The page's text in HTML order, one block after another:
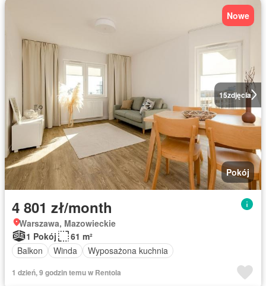
15zdjęcia
Nowe
Pokój
4 801 zł/month
Warszawa, Mazowieckie
1 Pokój
61 m²
Balkon
Winda Wyposażona kuchnia
1 dzień, 9 godzin temu w Rentola